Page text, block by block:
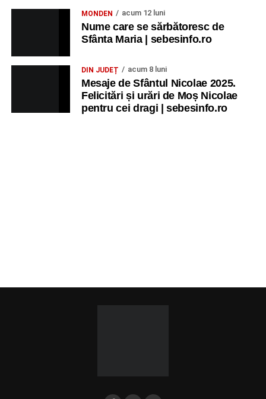
MONDEN acum 12 luni
Nume care se sărbătoresc de
Sfânta Maria | sebesinfo.ro
DIN JUDEȚ acum 8 luni
Mesaje de Sfântul Nicolae 2025.
Felicitări și urări de Moș Nicolae
pentru cei dragi | sebesinfo.ro